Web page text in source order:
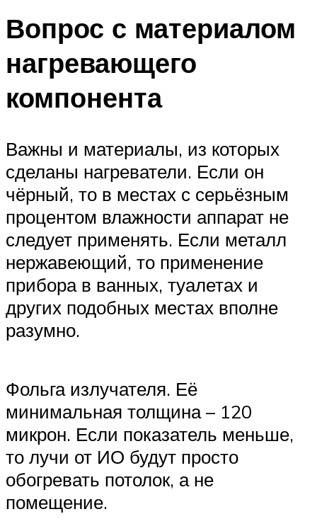
Вопрос с материалом
нагревающего
компонента
Важны и материалы, из которых
сделаны нагреватели. Если он
чёрный, то в местах с серьёзным
процентом влажности аппарат не
следует применять. Если металл
нержавеющий, то применение
прибора в ванных, туалетах и
других подобных местах вполне
разумно.
Фольга излучателя. Её
минимальная толщина – 120
микрон. Если показатель меньше,
то лучи от ИО будут просто
обогревать потолок, а не
помещение.